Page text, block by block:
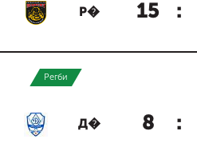
Р� 15 :
Регби
Д� 8 :